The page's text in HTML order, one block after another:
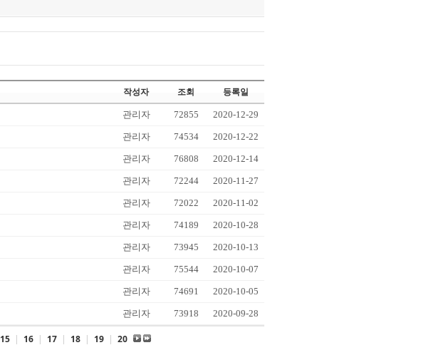
작성자 조회 등록일
관리자 72855 2020-12-29
관리자 74534 2020-12-22
관리자 76808 2020-12-14
관리자 72244 2020-11-27
관리자 72022 2020-11-02
관리자 74189 2020-10-28
관리자 73945 2020-10-13
관리자 75544 2020-10-07
관리자 74691 2020-10-05
관리자 73918 2020-09-28
15 | 16 | 17 | 18 | 19 | 20